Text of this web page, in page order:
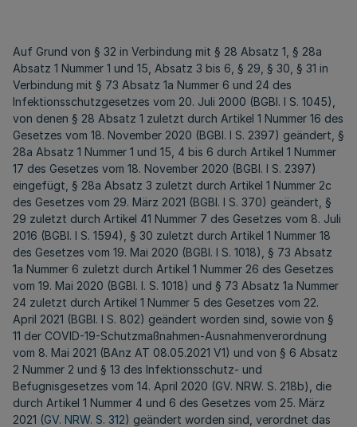
Auf Grund von § 32 in Verbindung mit § 28 Absatz 1, § 28a
Absatz 1 Nummer 1 und 15, Absatz 3 bis 6, § 29, § 30, § 31 in
Verbindung mit § 73 Absatz 1a Nummer 6 und 24 des
Infektionsschutzgesetzes vom 20. Juli 2000 (BGBl. I S. 1045),
von denen § 28 Absatz 1 zuletzt durch Artikel 1 Nummer 16 des
Gesetzes vom 18. November 2020 (BGBl. I S. 2397) geändert, §
28a Absatz 1 Nummer 1 und 15, 4 bis 6 durch Artikel 1 Nummer
17 des Gesetzes vom 18. November 2020 (BGBl. I S. 2397)
eingefügt, § 28a Absatz 3 zuletzt durch Artikel 1 Nummer 2c
des Gesetzes vom 29. März 2021 (BGBl. I S. 370) geändert, §
29 zuletzt durch Artikel 41 Nummer 7 des Gesetzes vom 8. Juli
2016 (BGBl. I S. 1594), § 30 zuletzt durch Artikel 1 Nummer 18
des Gesetzes vom 19. Mai 2020 (BGBl. I S. 1018), § 73 Absatz
1a Nummer 6 zuletzt durch Artikel 1 Nummer 26 des Gesetzes
vom 19. Mai 2020 (BGBl. I. S. 1018) und § 73 Absatz 1a Nummer
24 zuletzt durch Artikel 1 Nummer 5 des Gesetzes vom 22.
April 2021 (BGBl. I S. 802) geändert worden sind, sowie von §
11 der COVID-19-Schutzmaßnahmen-Ausnahmenverordnung
vom 8. Mai 2021 (BAnz AT 08.05.2021 V1) und von § 6 Absatz
2 Nummer 2 und § 13 des Infektionsschutz- und
Befugnisgesetzes vom 14. April 2020 (GV. NRW. S. 218b), die
durch Artikel 1 Nummer 4 und 6 des Gesetzes vom 25. März
2021 (GV. NRW. S. 312) geändert worden sind, verordnet das